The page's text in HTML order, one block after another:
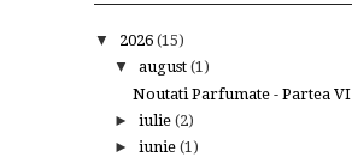
▼ 2026 (15)
▼ august (1)
Noutati Parfumate - Partea VI
► iulie (2)
► iunie (1)